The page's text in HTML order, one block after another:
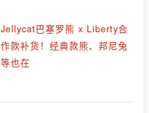
Jellycat巴塞罗熊 x Liberty合
作款补货！经典款熊、邦尼兔
等也在